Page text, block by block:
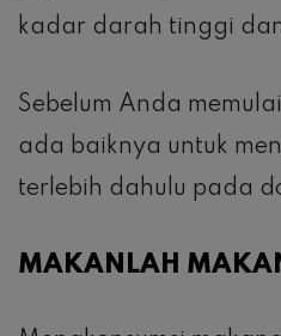
kadar darah tinggi
Sebelum Anda
ada baiknya untuk
terlebih dahulu pada
MAKANLAH